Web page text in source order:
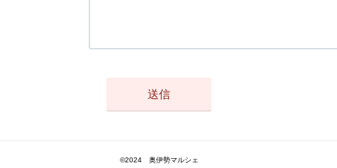
©2024 奥伊勢マルシェ